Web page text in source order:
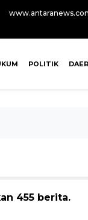
POLITIK
455 berita.